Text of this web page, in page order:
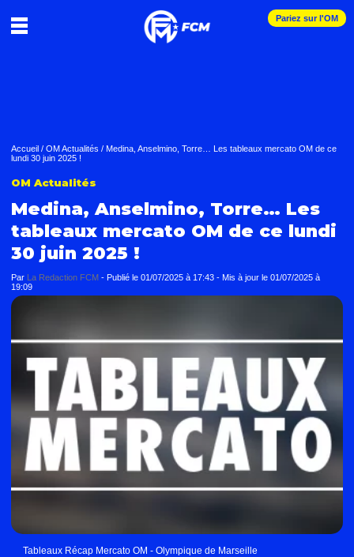
Pariez sur l'OM
Accueil / OM Actualités / Medina, Anselmino, Torre… Les tableaux mercato OM de ce
lundi 30 juin 2025 !
OM Actualités
Medina, Anselmino, Torre… Les
tableaux mercato OM de ce lundi
30 juin 2025 !
Par La Redaction FCM - Publié le 01/07/2025 à 17:43 - Mis à jour le 01/07/2025 à
19:09
Tableaux Récap Mercato OM - Olympique de Marseille